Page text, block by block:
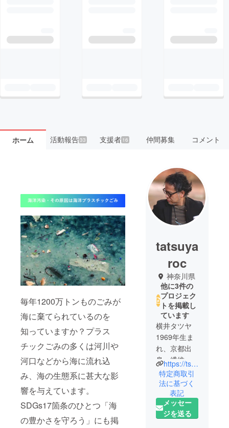
ホーム 活動報告33 支援者 16 仲間募集 コメント
毎年1200万トンものごみが
海に棄てられているのを
知っていますか？プラス
チックごみの多くは河川や
河口などから海に流れ込
み、海の生態系に甚大な影
響を与えています。
SDGs17箇条のひとつ「海
の豊かさを守ろう」にも掲
tatsuya
roc
神奈川県
他に3件の
プロジェク
トを掲載し
ています
横井タツヤ
1969年生ま
れ、京都出
身 繊維業
界歴30年の
「生地マエ
ストロ」と
してパリコ
レ参加など
https://tsmt-store.com/
特定商取引
法に基づく
表記
メッセー
ジを送る